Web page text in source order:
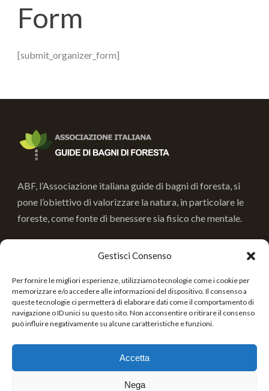
Gestisci Consenso
Per fornire le migliori esperienze, utilizziamo tecnologie come i cookie per
memorizzare e/o accedere alle informazioni del dispositivo. Il consenso a
queste tecnologie ci permetterà di elaborare dati come il comportamento di
navigazione o ID unici su questo sito. Non acconsentire o ritirare il consenso
può influire negativamente su alcune caratteristiche e funzioni.
Accetta
Nega
Form
[submit_organizer_form]
ABF, l’Associazione italiana guide di bagni di foresta, si
pone l’obiettivo di valorizzare la natura, in particolare le
foreste, come fonte di benessere sia fisico che mentale.
Associazione Italiana guide di Bagni di Foresta
Cod. Fisc. 91022680036
Informativa Privacy
associazioneabf@gmail.com